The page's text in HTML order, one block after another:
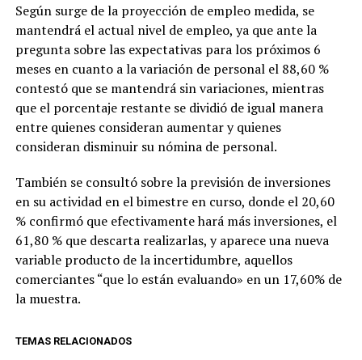
Según surge de la proyección de empleo medida, se
mantendrá el actual nivel de empleo, ya que ante la
pregunta sobre las expectativas para los próximos 6
meses en cuanto a la variación de personal el 88,60 %
contestó que se mantendrá sin variaciones, mientras
que el porcentaje restante se dividió de igual manera
entre quienes consideran aumentar y quienes
consideran disminuir su nómina de personal.
También se consultó sobre la previsión de inversiones
en su actividad en el bimestre en curso, donde el 20,60
% confirmó que efectivamente hará más inversiones, el
61,80 % que descarta realizarlas, y aparece una nueva
variable producto de la incertidumbre, aquellos
comerciantes “que lo están evaluando» en un 17,60% de
la muestra.
TEMAS RELACIONADOS